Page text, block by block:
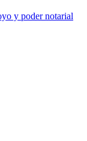
y poder notarial